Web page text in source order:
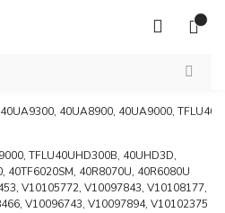
40UA9300, 40UA8900, 40UA9000,